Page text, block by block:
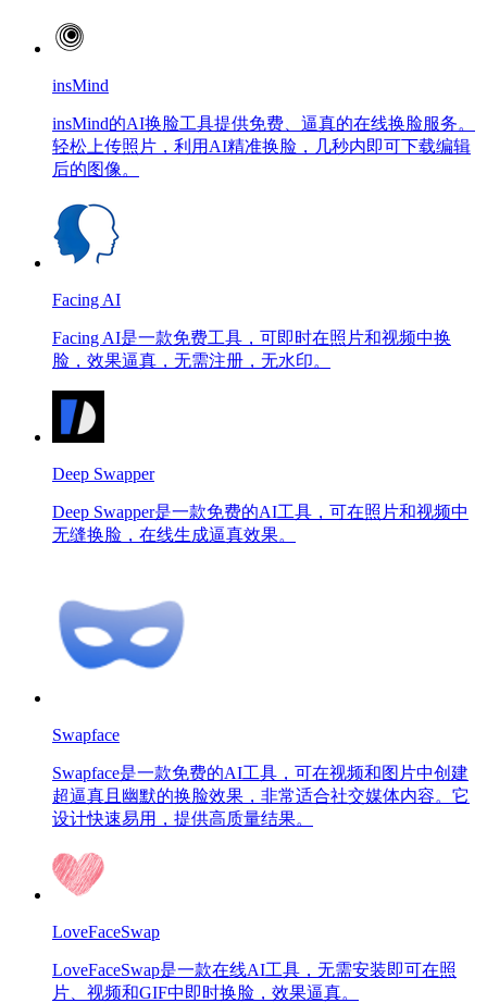
insMind
insMind的AI换脸工具提供免费、逼真的在线换脸服务。
轻松上传照片，利用AI精准换脸，几秒内即可下载编辑
后的图像。
Facing AI
Facing AI是一款免费工具，可即时在照片和视频中换
脸，效果逼真，无需注册，无水印。
Deep Swapper
Deep Swapper是一款免费的AI工具，可在照片和视频中
无缝换脸，在线生成逼真效果。
Swapface
Swapface是一款免费的AI工具，可在视频和图片中创建
超逼真且幽默的换脸效果，非常适合社交媒体内容。它
设计快速易用，提供高质量结果。
LoveFaceSwap
LoveFaceSwap是一款在线AI工具，无需安装即可在照
片、视频和GIF中即时换脸，效果逼真。